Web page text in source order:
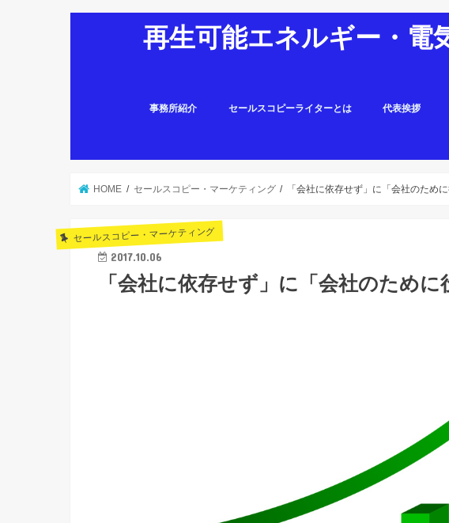
再生可能エネルギー・電
事務所紹介 セールスコピーライターとは 代表挨拶
HOME セールスコピー・マーケティング 「会社に依存せず」に「会社のため
セールスコピー・マーケティング
2017.10.06
「会社に依存せず」に「会社のため